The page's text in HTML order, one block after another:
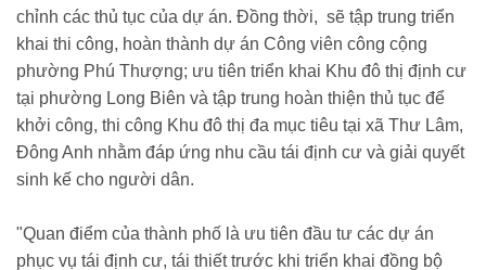
chỉnh các thủ tục của dự án. Đồng thời, sẽ tập trung triển
khai thi công, hoàn thành dự án Công viên công cộng
phường Phú Thượng; ưu tiên triển khai Khu đô thị định cư
tại phường Long Biên và tập trung hoàn thiện thủ tục để
khởi công, thi công Khu đô thị đa mục tiêu tại xã Thư Lâm,
Đông Anh nhằm đáp ứng nhu cầu tái định cư và giải quyết
sinh kế cho người dân.
"Quan điểm của thành phố là ưu tiên đầu tư các dự án
phục vụ tái định cư, tái thiết trước khi triển khai đồng bộ